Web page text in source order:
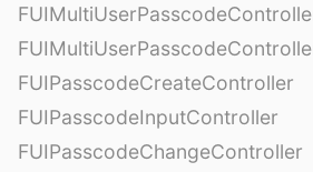
FUIPasscodeCreateController
FUIPasscodeInputController
FUIPasscodeChangeController